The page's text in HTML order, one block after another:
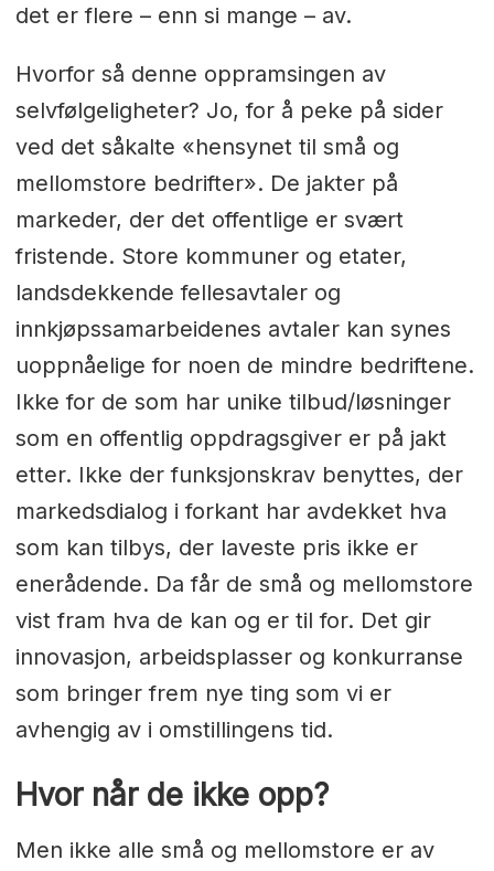
det er flere – enn si mange – av.
Hvorfor så denne oppramsingen av
selvfølgeligheter? Jo, for å peke på sider
ved det såkalte «hensynet til små og
mellomstore bedrifter». De jakter på
markeder, der det offentlige er svært
fristende. Store kommuner og etater,
landsdekkende fellesavtaler og
innkjøpssamarbeidenes avtaler kan synes
uoppnåelige for noen de mindre bedriftene.
Ikke for de som har unike tilbud/løsninger
som en offentlig oppdragsgiver er på jakt
etter. Ikke der funksjonskrav benyttes, der
markedsdialog i forkant har avdekket hva
som kan tilbys, der laveste pris ikke er
enerådende. Da får de små og mellomstore
vist fram hva de kan og er til for. Det gir
innovasjon, arbeidsplasser og konkurranse
som bringer frem nye ting som vi er
avhengig av i omstillingens tid.
Hvor når de ikke opp?
Men ikke alle små og mellomstore er av